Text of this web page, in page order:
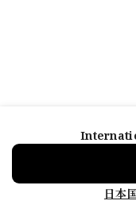
日本